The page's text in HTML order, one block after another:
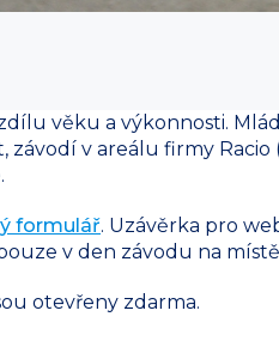
věku a výkonnosti.
v areálu firmy
formulář. Uzávěrka pro
v den závodu na
otevřeny zdarma.